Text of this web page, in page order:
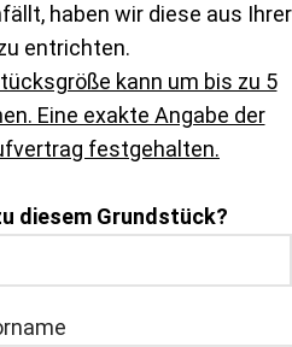
haben wir diese aus Ihrer
entrichten.
kann um bis zu 5
Eine exakte Angabe der
festgehalten.
diesem Grundstück?